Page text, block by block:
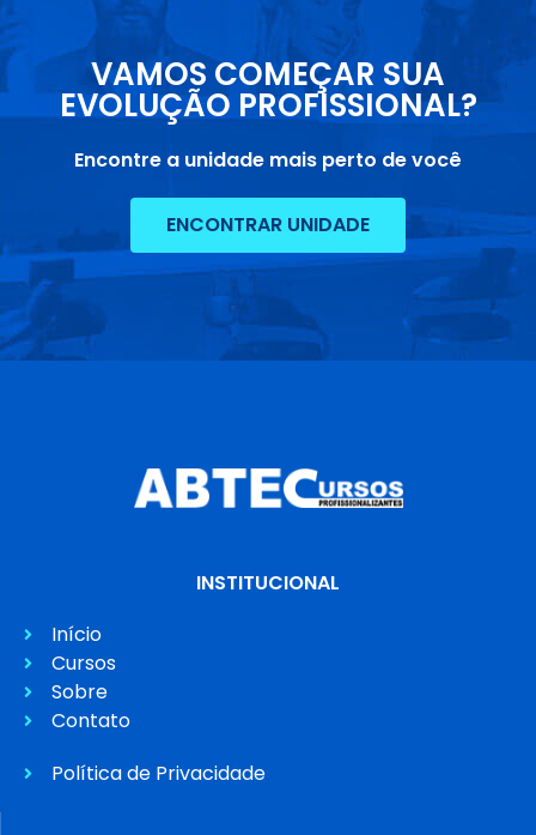
VAMOS COMEÇAR SUA
EVOLUÇÃO PROFISSIONAL?
Encontre a unidade mais perto de você
ENCONTRAR UNIDADE
INSTITUCIONAL
Início
Cursos
Sobre
Contato
Política de Privacidade